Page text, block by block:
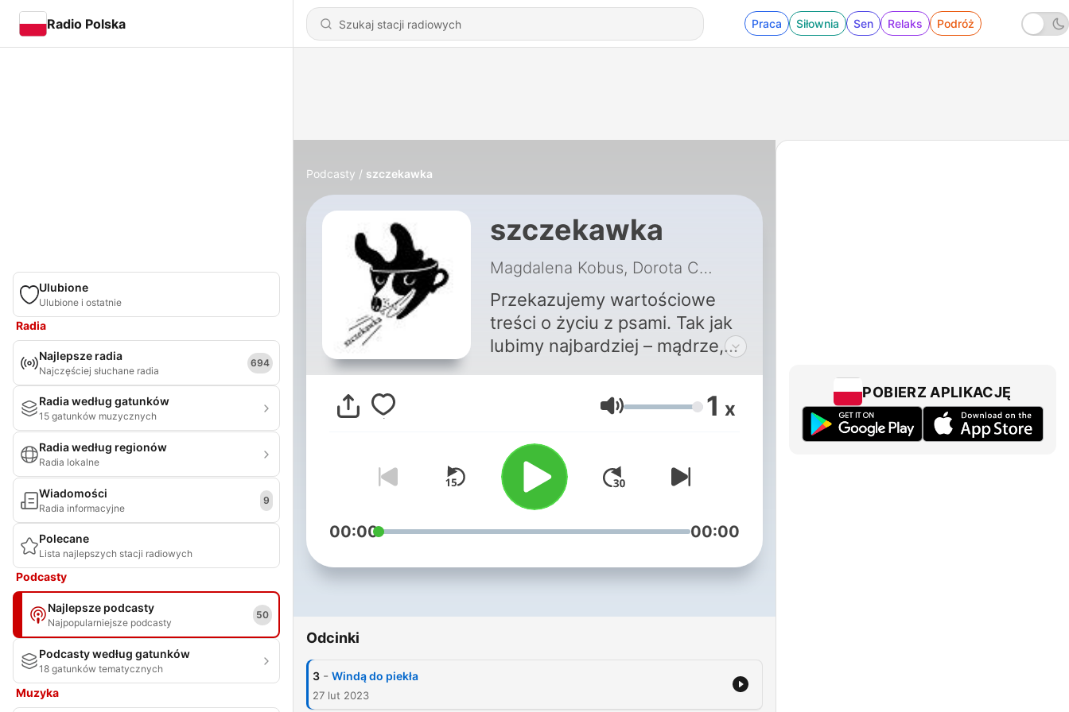
Radio Polska Praca Siłownia Sen Relaks Podróż
Ulubione
Ulubione i ostatnie
Radia
Najlepsze radia
Najczęściej słuchane radia
694
Radia według gatunków
15 gatunków muzycznych
Radia według regionów
Radia lokalne
Wiadomości
Radia informacyjne
9
Polecane
Lista najlepszych stacji radiowych
Podcasty
Najlepsze podcasty
Najpopularniejsze podcasty
50
Podcasty według gatunków
18 gatunków tematycznych
Muzyka
Podcasty szczekawka
szczekawka
Magdalena Kobus, Dorota Cegłowska
Przekazujemy wartościowe
treści o życiu z psami. Tak jak
lubimy najbardziej – mądrze,
Głośność 1 x
00:00 00:00
Odcinki
3 - Windą do piekła
27 lut 2023
POBIERZ APLIKACJĘ